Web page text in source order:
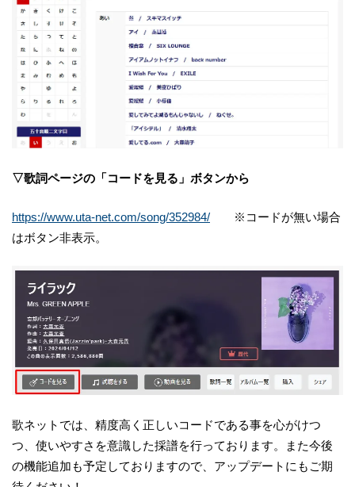
▽歌詞ページの「コードを見る」ボタンから
https://www.uta-net.com/song/352984/ ※コードが無い場合
はボタン非表示。
歌ネットでは、精度高く正しいコードである事を心がけつ
つ、使いやすさを意識した採譜を行っております。また今後
の機能追加も予定しておりますので、アップデートにもご期